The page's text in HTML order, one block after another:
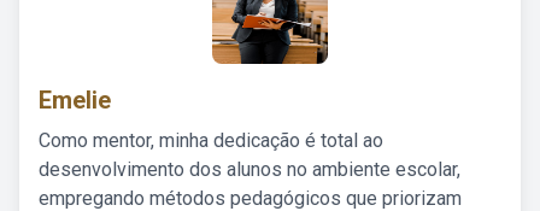
Emelie
Como mentor, minha dedicação é total ao
desenvolvimento dos alunos no ambiente escolar,
empregando métodos pedagógicos que priorizam